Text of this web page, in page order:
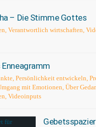
– Die Stimme Gottes
, Verantwortlich wirtschaften,
Enneagramm
, Persönlichkeit entwickeln,
mit Emotionen, Über
, Videoinputs